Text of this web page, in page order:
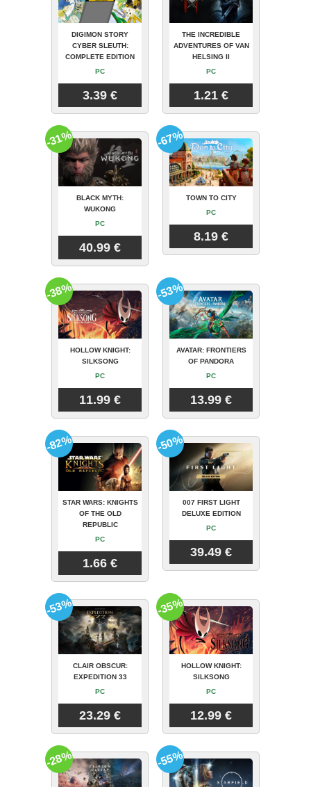
DIGIMON STORY
CYBER SLEUTH:
COMPLETE EDITION
PC
3.39 €
THE INCREDIBLE
ADVENTURES OF VAN
HELSING II
PC
1.21 €
BLACK MYTH:
WUKONG
PC
40.99 €
-31%
TOWN TO CITY
PC
8.19 €
-67%
HOLLOW KNIGHT:
SILKSONG
PC
11.99 €
-38%
AVATAR: FRONTIERS
OF PANDORA
PC
13.99 €
-53%
STAR WARS: KNIGHTS
OF THE OLD
REPUBLIC
PC
1.66 €
-82%
007 FIRST LIGHT
DELUXE EDITION
PC
39.49 €
-50%
CLAIR OBSCUR:
EXPEDITION 33
PC
23.29 €
-53%
HOLLOW KNIGHT:
SILKSONG
PC
12.99 €
-35%
-28% -55%